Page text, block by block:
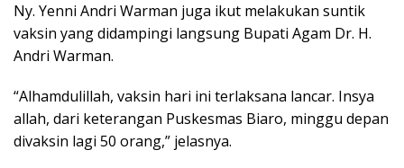
Ny. Yenni Andri Warman juga ikut melakukan suntik
vaksin yang didampingi langsung Bupati Agam Dr. H.
Andri Warman.
“Alhamdulillah, vaksin hari ini terlaksana lancar. Insya
allah, dari keterangan Puskesmas Biaro, minggu depan
divaksin lagi 50 orang,” jelasnya.